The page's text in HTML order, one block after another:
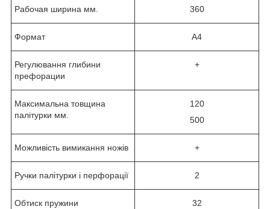
Рабочая ширина мм. 360
Формат А4
Регулювання глибини
префорации
+
Максимальна товщина
палітурки мм.
120
500
Можливість вимикання ножів +
Ручки палітурки і перфорації 2
Обтиск пружини
32